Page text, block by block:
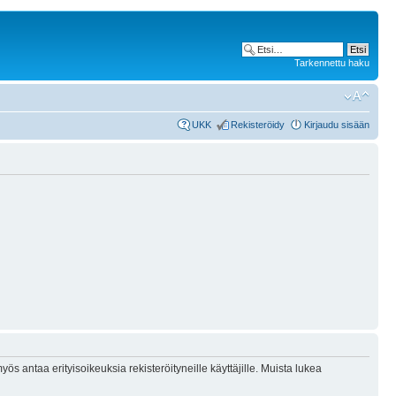
Tarkennettu haku
UKK Rekisteröidy Kirjaudu sisään
antaa erityisoikeuksia rekisteröityneille käyttäjille. Muista lukea